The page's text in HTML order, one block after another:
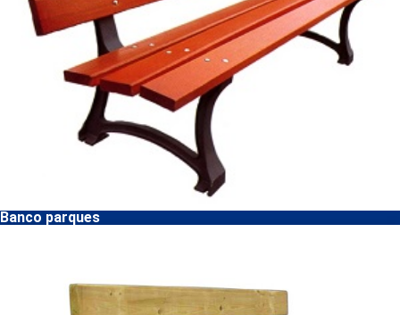
Banco parques